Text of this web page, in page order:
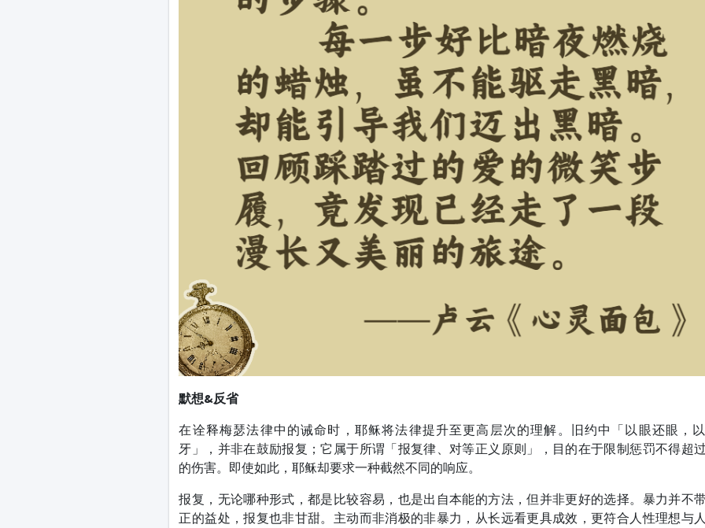
默想&反省
在诠释梅瑟法律中的诫命时，耶稣将法律提升至更高层次的理解。旧约中「以眼还眼，
牙」，并非在鼓励报复；它属于所谓「报复律、对等正义原则」，目的在于限制惩罚不得超
的伤害。即使如此，耶稣却要求一种截然不同的响应。
报复，无论哪种形式，都是比较容易，也是出自本能的方法，但并非更好的选择。暴力并不
正的益处，报复也非甘甜。主动而非消极的非暴力，从长远看更具成效，更符合人性理想与